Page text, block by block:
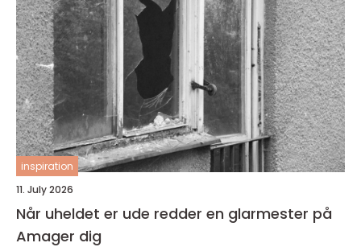
inspiration
11. July 2026
Når uheldet er ude redder en glarmester på
Amager dig